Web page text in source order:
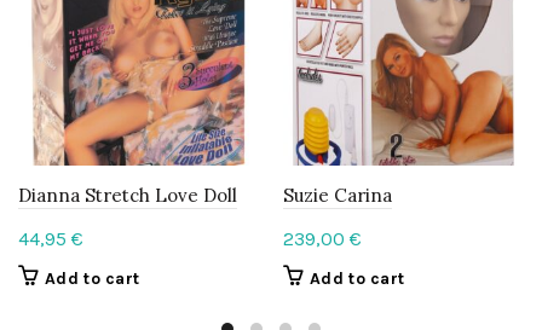
Dianna Stretch Love Doll
44,95 €
Add to cart
Suzie Carina
239,00 €
Add to cart